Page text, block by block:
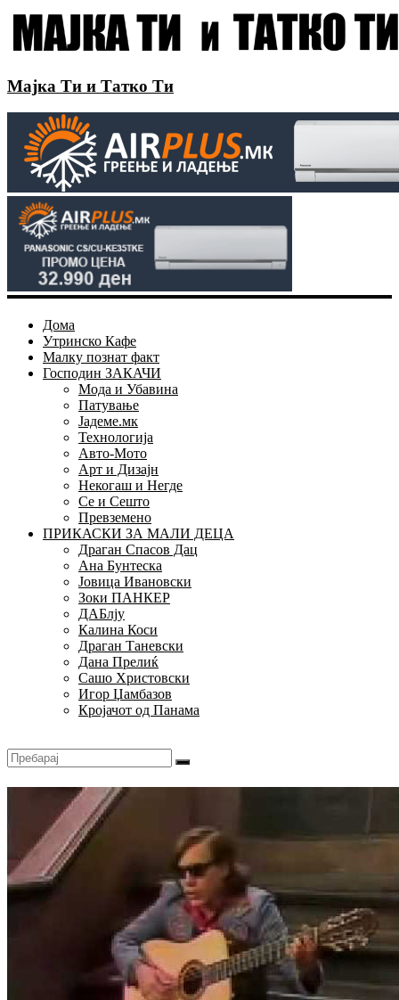
Мајка Ти и Татко Ти
Дома
Утринско Кафе
Малку познат факт
Господин ЗАКАЧИ
Мода и Убавина
Патување
Јадеме.мк
Технологија
Авто-Мото
Арт и Дизајн
Некогаш и Негде
Се и Сешто
Превземено
ПРИКАСКИ ЗА МАЛИ ДЕЦА
Драган Спасов Дац
Ана Бунтеска
Јовица Ивановски
Зоки ПАНКЕР
ДАБлју
Калина Коси
Драган Таневски
Дана Прелиќ
Сашо Христовски
Игор Џамбазов
Кројачот од Панама